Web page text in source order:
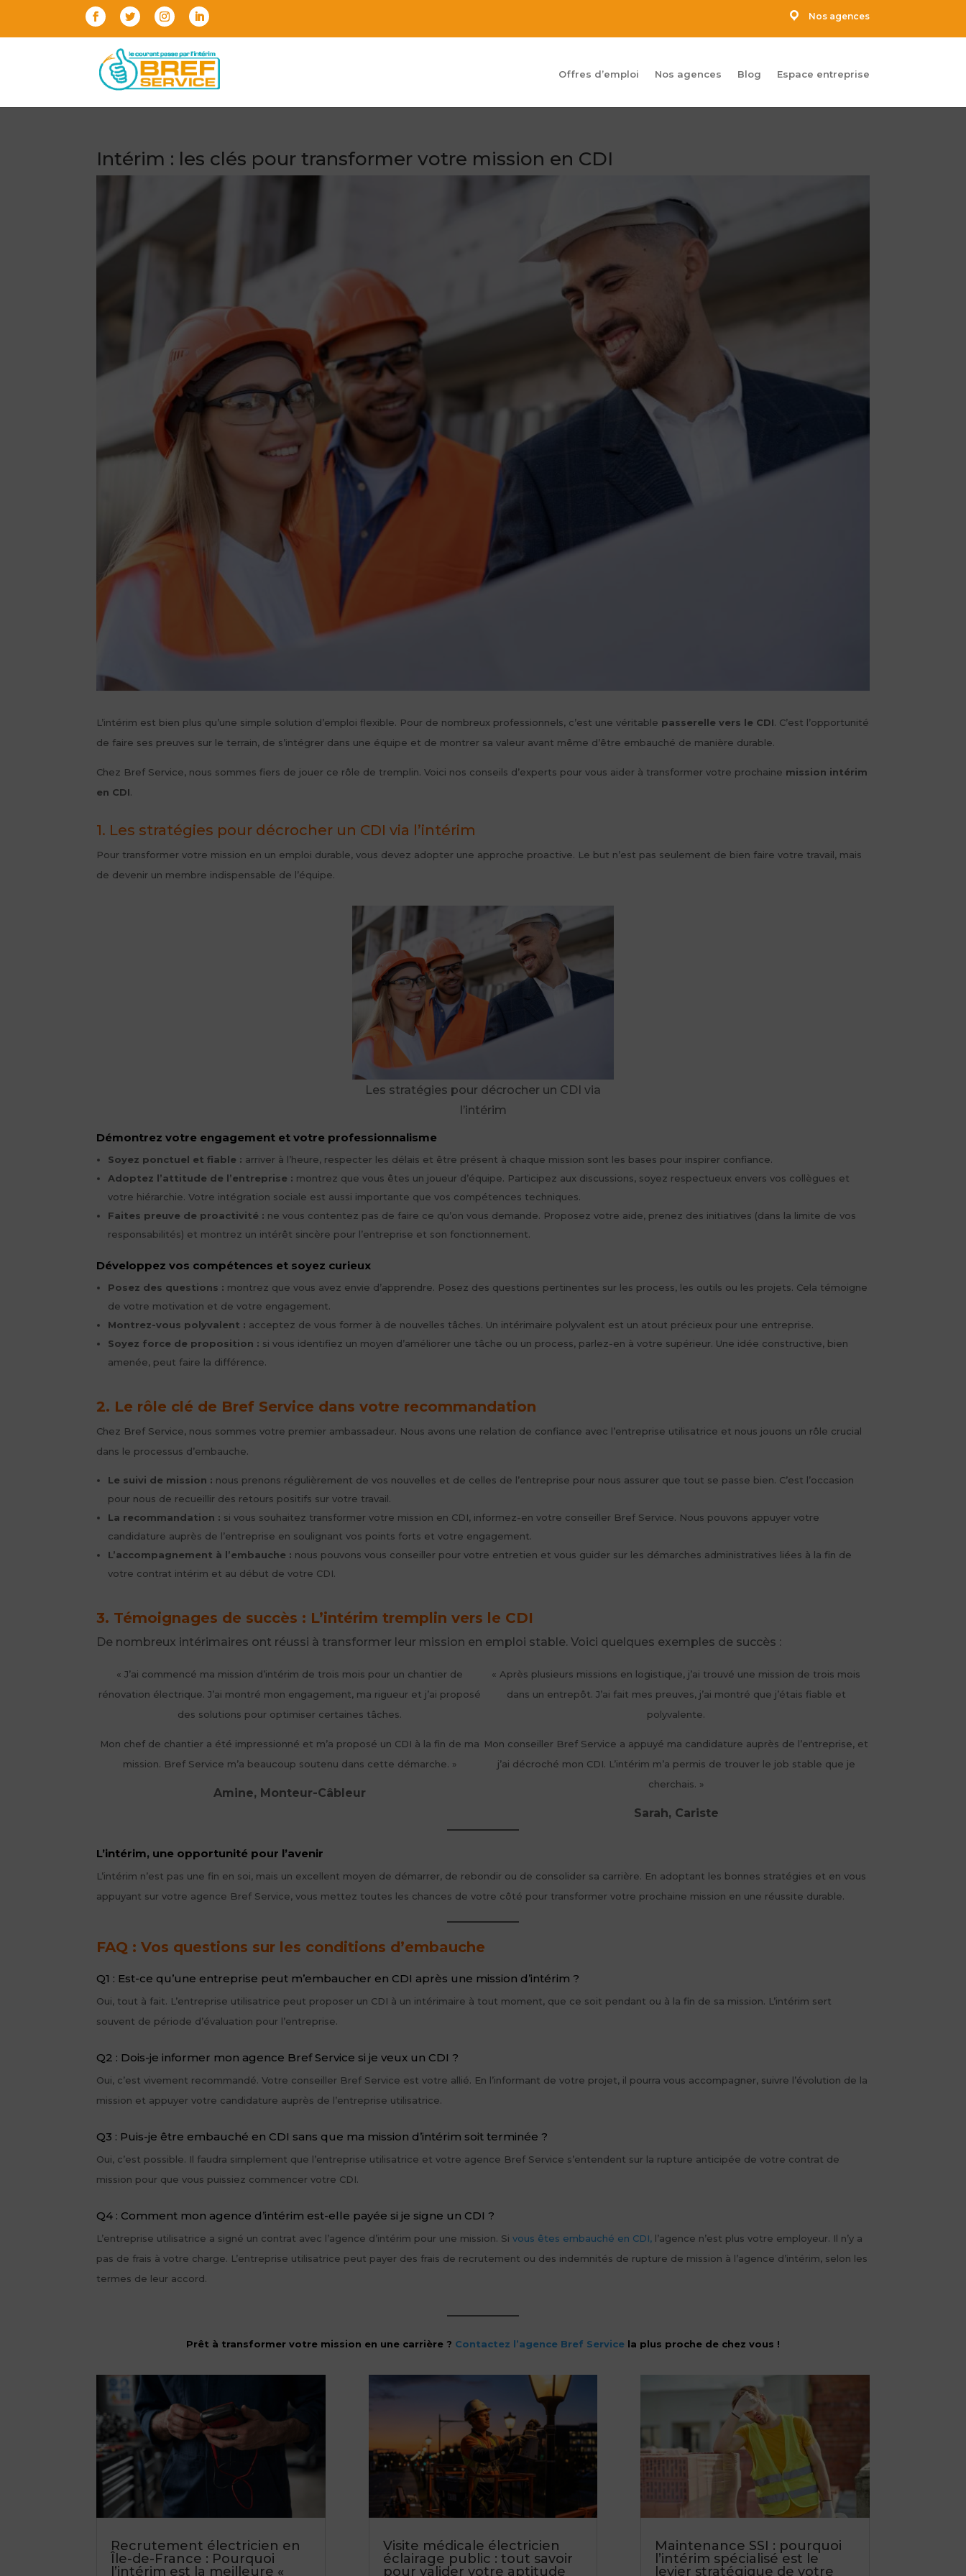
Nos agences
Offres d’emploi Nos agences Blog Espace entreprise
Intérim : les clés pour transformer votre mission en CDI
L’intérim est bien plus qu’une simple solution d’emploi flexible. Pour de nombreux professionnels, c’est une véritable passerelle vers le CDI. C’est l’opportunité
de faire ses preuves sur le terrain, de s’intégrer dans une équipe et de montrer sa valeur avant même d’être embauché de manière durable.
Chez Bref Service, nous sommes fiers de jouer ce rôle de tremplin. Voici nos conseils d’experts pour vous aider à transformer votre prochaine mission intérim
en CDI.
1. Les stratégies pour décrocher un CDI via l’intérim
Pour transformer votre mission en un emploi durable, vous devez adopter une approche proactive. Le but n’est pas seulement de bien faire votre travail, mais
de devenir un membre indispensable de l’équipe.
Les stratégies pour décrocher un CDI via
l’intérim
Démontrez votre engagement et votre professionnalisme
Soyez ponctuel et fiable : arriver à l’heure, respecter les délais et être présent à chaque mission sont les bases pour inspirer confiance.
Adoptez l’attitude de l’entreprise : montrez que vous êtes un joueur d’équipe. Participez aux discussions, soyez respectueux envers vos collègues et
votre hiérarchie. Votre intégration sociale est aussi importante que vos compétences techniques.
Faites preuve de proactivité : ne vous contentez pas de faire ce qu’on vous demande. Proposez votre aide, prenez des initiatives (dans la limite de vos
responsabilités) et montrez un intérêt sincère pour l’entreprise et son fonctionnement.
Développez vos compétences et soyez curieux
Posez des questions : montrez que vous avez envie d’apprendre. Posez des questions pertinentes sur les process, les outils ou les projets. Cela témoigne
de votre motivation et de votre engagement.
Montrez-vous polyvalent : acceptez de vous former à de nouvelles tâches. Un intérimaire polyvalent est un atout précieux pour une entreprise.
Soyez force de proposition : si vous identifiez un moyen d’améliorer une tâche ou un process, parlez-en à votre supérieur. Une idée constructive, bien
amenée, peut faire la différence.
2. Le rôle clé de Bref Service dans votre recommandation
Chez Bref Service, nous sommes votre premier ambassadeur. Nous avons une relation de confiance avec l’entreprise utilisatrice et nous jouons un rôle crucial
dans le processus d’embauche.
Le suivi de mission : nous prenons régulièrement de vos nouvelles et de celles de l’entreprise pour nous assurer que tout se passe bien. C’est l’occasion
pour nous de recueillir des retours positifs sur votre travail.
La recommandation : si vous souhaitez transformer votre mission en CDI, informez-en votre conseiller Bref Service. Nous pouvons appuyer votre
candidature auprès de l’entreprise en soulignant vos points forts et votre engagement.
L’accompagnement à l’embauche : nous pouvons vous conseiller pour votre entretien et vous guider sur les démarches administratives liées à la fin de
votre contrat intérim et au début de votre CDI.
3. Témoignages de succès : L’intérim tremplin vers le CDI
De nombreux intérimaires ont réussi à transformer leur mission en emploi stable. Voici quelques exemples de succès :
« J’ai commencé ma mission d’intérim de trois mois pour un chantier de
rénovation électrique. J’ai montré mon engagement, ma rigueur et j’ai proposé
des solutions pour optimiser certaines tâches.
Mon chef de chantier a été impressionné et m’a proposé un CDI à la fin de ma
mission. Bref Service m’a beaucoup soutenu dans cette démarche. »
Amine, Monteur-Câbleur
« Après plusieurs missions en logistique, j’ai trouvé une mission de trois mois
dans un entrepôt. J’ai fait mes preuves, j’ai montré que j’étais fiable et
polyvalente.
Mon conseiller Bref Service a appuyé ma candidature auprès de l’entreprise, et
j’ai décroché mon CDI. L’intérim m’a permis de trouver le job stable que je
cherchais. »
Sarah, Cariste
L’intérim, une opportunité pour l’avenir
L’intérim n’est pas une fin en soi, mais un excellent moyen de démarrer, de rebondir ou de consolider sa carrière. En adoptant les bonnes stratégies et en vous
appuyant sur votre agence Bref Service, vous mettez toutes les chances de votre côté pour transformer votre prochaine mission en une réussite durable.
FAQ : Vos questions sur les conditions d’embauche
Q1 : Est-ce qu’une entreprise peut m’embaucher en CDI après une mission d’intérim ?
Oui, tout à fait. L’entreprise utilisatrice peut proposer un CDI à un intérimaire à tout moment, que ce soit pendant ou à la fin de sa mission. L’intérim sert
souvent de période d’évaluation pour l’entreprise.
Q2 : Dois-je informer mon agence Bref Service si je veux un CDI ?
Oui, c’est vivement recommandé. Votre conseiller Bref Service est votre allié. En l’informant de votre projet, il pourra vous accompagner, suivre l’évolution de la
mission et appuyer votre candidature auprès de l’entreprise utilisatrice.
Q3 : Puis-je être embauché en CDI sans que ma mission d’intérim soit terminée ?
Oui, c’est possible. Il faudra simplement que l’entreprise utilisatrice et votre agence Bref Service s’entendent sur la rupture anticipée de votre contrat de
mission pour que vous puissiez commencer votre CDI.
Q4 : Comment mon agence d’intérim est-elle payée si je signe un CDI ?
L’entreprise utilisatrice a signé un contrat avec l’agence d’intérim pour une mission. Sivous êtes embauché en CDI, l’agence n’est plus votre employeur. Il n’y a
pas de frais à votre charge. L’entreprise utilisatrice peut payer des frais de recrutement ou des indemnités de rupture de mission à l’agence d’intérim, selon les
termes de leur accord.
Prêt à transformer votre mission en une carrière ? Contactez l’agence Bref Service la plus proche de chez vous !
Recrutement électricien en
Île-de-France : Pourquoi
l’intérim est la meilleure «
Visite médicale électricien
éclairage public : tout savoir
pour valider votre aptitude
Maintenance SSI : pourquoi
l’intérim spécialisé est le
levier stratégique de votre